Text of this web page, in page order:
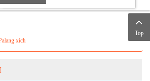
xích
Top